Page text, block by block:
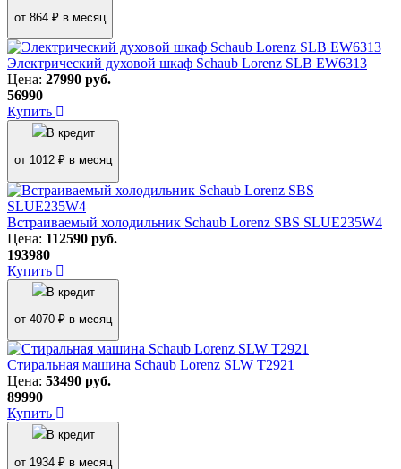
от 864 ₽ в месяц
Электрический духовой шкаф Schaub Lorenz SLB EW6313
Цена: 27990 руб.
56990
Купить
В кредит
от 1012 ₽ в месяц
Встраиваемый холодильник Schaub Lorenz SBS SLUE235W4
Цена: 112590 руб.
193980
Купить
В кредит
от 4070 ₽ в месяц
Стиральная машина Schaub Lorenz SLW T2921
Цена: 53490 руб.
89990
Купить
В кредит
от 1934 ₽ в месяц